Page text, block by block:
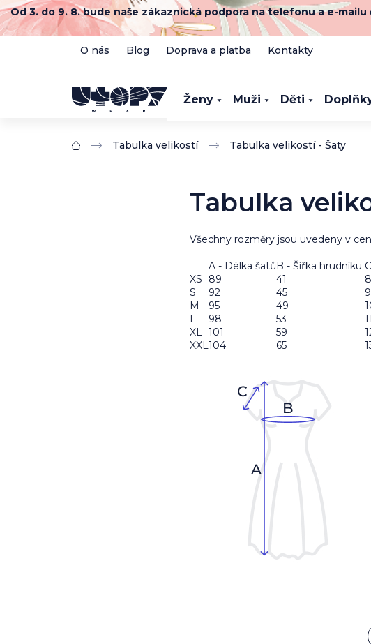
Přejít
na
obsah
Od 3. do 9. 8. bude naše zákaznická podpora na telefonu a e-
O nás Blog Doprava a platba Kontakty
Ženy Muži Děti
Domů Tabulka velikostí Tabulka velikostí - Šaty
Tabulka
Všechny rozměry jsou uvedeny v
A - Délka šatůB - Šířka hrudníku
XS
89 41
S
92 45
M
95 49
L
98 53
XL 101 59
XXL104 65